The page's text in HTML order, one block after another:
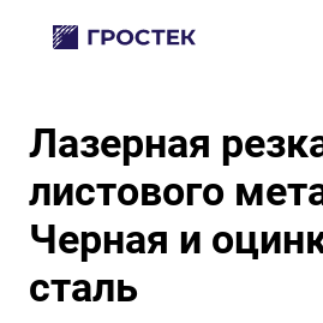
Лазерная
листового
Черная и
сталь